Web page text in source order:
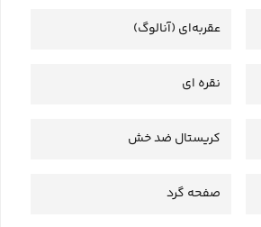
عقربه‌ای (آنالوگ)
نقره ای
کریستال ضد خش
صفحه گرد